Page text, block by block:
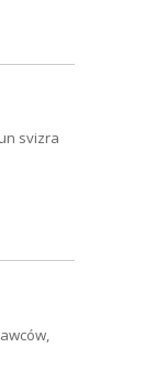
svizra